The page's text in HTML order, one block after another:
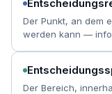
Der Punkt, an dem
werden kann —
Der Bereich,